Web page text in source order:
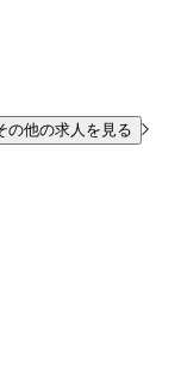
の他の求人を見る